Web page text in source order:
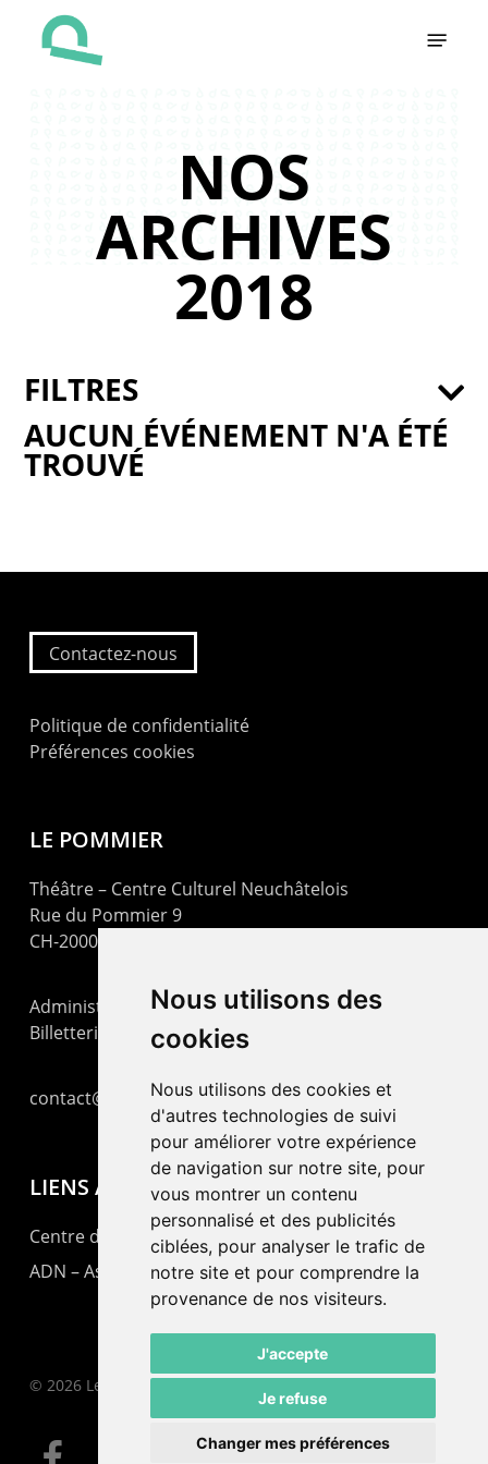
Nous utilisons des
cookies
Nous utilisons des cookies et
d'autres technologies de suivi
pour améliorer votre expérience
de navigation sur notre site, pour
vous montrer un contenu
personnalisé et des publicités
ciblées, pour analyser le trafic de
notre site et pour comprendre la
provenance de nos visiteurs.
J'accepte
Je refuse
Changer mes préférences
NOS
ARCHIVES
2018
AUCUN ÉVÉNEMENT N'A ÉTÉ
TROUVÉ
FILTRES
Contactez-nous
Politique de confidentialité
Préférences cookies
LE POMMIER
Théâtre – Centre Culturel Neuchâtelois
Rue du Pommier 9
CH-2000 Neuchâtel
Administration : +41 32 725 03 03
Billetterie : +41 32 725 05 05
contact@lepommier.ch
LIENS AMIS
Centre de culture ABC
ADN – Association Danse Neuchâtel
© 2026 Le Pommier.
facebook email